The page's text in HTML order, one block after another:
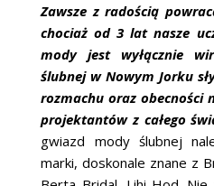
Zawsze z radością
chociaż od 3 lat nasze
mody jest wyłącznie
ślubnej w Nowym Jorku
rozmachu oraz obecności
projektantów z całego
gwiazd mody ślubnej
marki, doskonale znane z